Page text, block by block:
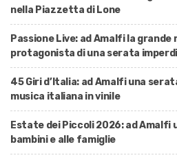
nella Piazzetta di Lone
Passione Live: ad Amalfi la
protagonista di una serata
45 Giri d’Italia: ad Amalfi una
musica italiana in vinile
Estate dei Piccoli 2026: ad Amalfi
bambini e alle famiglie